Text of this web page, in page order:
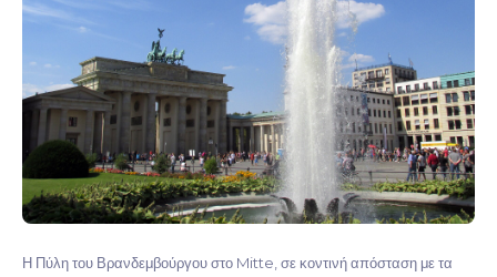
Η Πύλη του Βρανδεμβούργου στο Mitte, σε κοντινή απόσταση με τα